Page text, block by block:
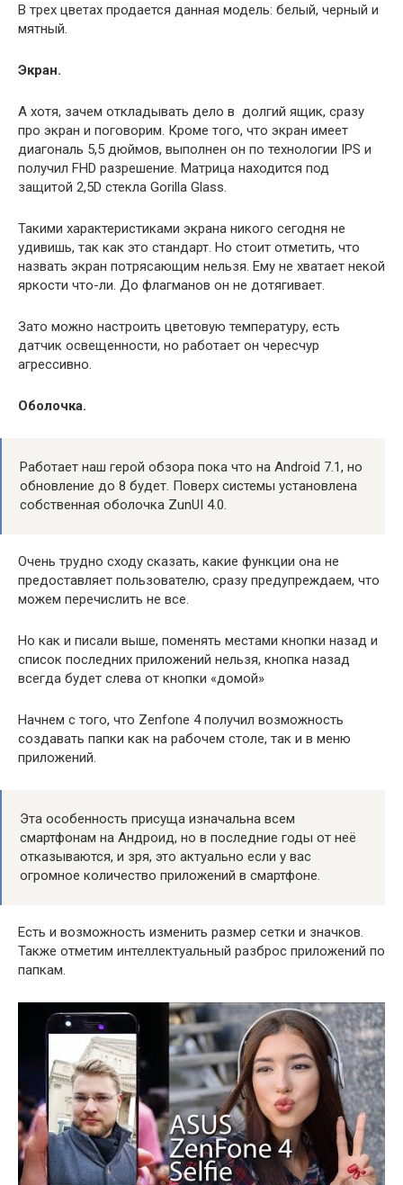
В трех цветах продается данная модель: белый, черный и
мятный.
Экран.
А хотя, зачем откладывать дело в долгий ящик, сразу
про экран и поговорим. Кроме того, что экран имеет
диагональ 5,5 дюймов, выполнен он по технологии IPS и
получил FHD разрешение. Матрица находится под
защитой 2,5D стекла Gorilla Glass.
Такими характеристиками экрана никого сегодня не
удивишь, так как это стандарт. Но стоит отметить, что
назвать экран потрясающим нельзя. Ему не хватает некой
яркости что-ли. До флагманов он не дотягивает.
Зато можно настроить цветовую температуру, есть
датчик освещенности, но работает он чересчур
агрессивно.
Оболочка.
Работает наш герой обзора пока что на Android 7.1, но
обновление до 8 будет. Поверх системы установлена
собственная оболочка ZunUI 4.0.
Очень трудно сходу сказать, какие функции она не
предоставляет пользователю, сразу предупреждаем, что
можем перечислить не все.
Но как и писали выше, поменять местами кнопки назад и
список последних приложений нельзя, кнопка назад
всегда будет слева от кнопки «домой»
Начнем с того, что Zenfone 4 получил возможность
создавать папки как на рабочем столе, так и в меню
приложений.
Эта особенность присуща изначальна всем
смартфонам на Андроид, но в последние годы от неё
отказываются, и зря, это актуально если у вас
огромное количество приложений в смартфоне.
Есть и возможность изменить размер сетки и значков.
Также отметим интеллектуальный разброс приложений по
папкам.